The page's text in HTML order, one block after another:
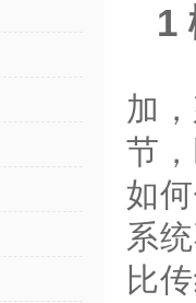
1
加
节
如
系
比